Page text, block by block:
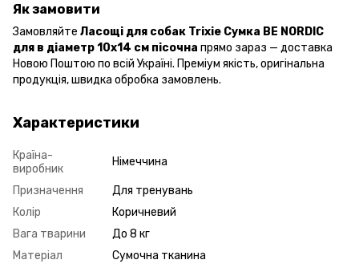
Як замовити
Замовляйте Ласощі для собак Trixie Сумка BE NORDIC
для в діаметр 10х14 см пісочна прямо зараз — доставка
Новою Поштою по всій Україні. Преміум якість, оригінальна
продукція, швидка обробка замовлень.
Характеристики
Країна-
виробник
Німеччина
Призначення
Для тренувань
Колір
Коричневий
Вага тварини
До 8 кг
Матеріал
Сумочна тканина